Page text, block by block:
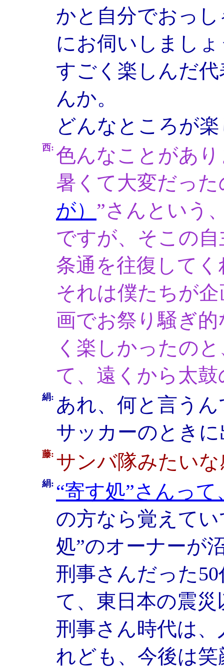
かと自分でおっ
にお伺いしまし
すごく楽しんだ
んか。
どんなところが
西: 色んなことがあ
暑くて大変だっ
が） ”さんという
ですが、そこの
条通を往復して
それは僕たちが
画でお祭り騒ぎ
く楽しかったの
て、遠くから太
絹: あれ、何と言う
サッカーのとき
藤: サンバ隊みたい
絹: “寄す処”さんっ
の方なら覚えて
処”のオーナーが
刑事さんだった
て、東日本の震
刑事さん時代は
れども、今後は